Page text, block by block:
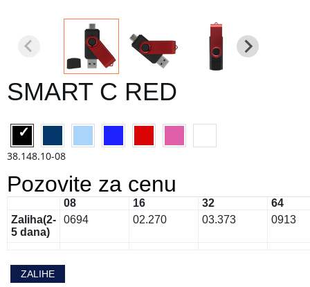
SMART C RED
38.148.10-08
Pozovite za cenu
08 16 32
64
Zaliha(2-
5 dana)
0694 02.270 03.373 0913
ZALIHE